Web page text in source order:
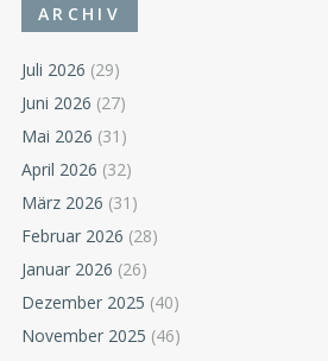
ARCHIV
Juli 2026 (29)
Juni 2026 (27)
Mai 2026 (31)
April 2026 (32)
März 2026 (31)
Februar 2026 (28)
Januar 2026 (26)
Dezember 2025 (40)
November 2025 (46)